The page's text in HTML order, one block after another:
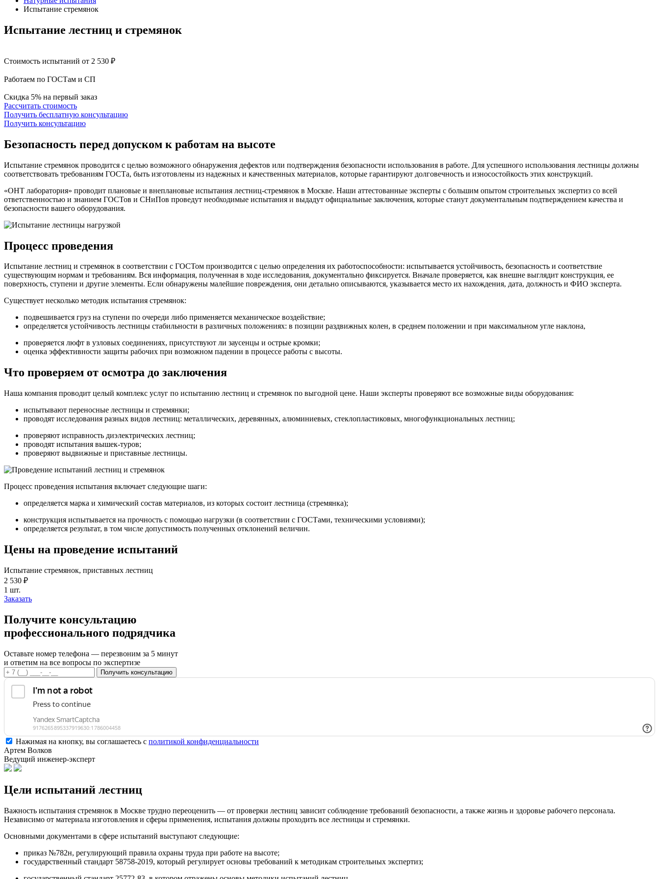
Испытание стремянок
Испытание лестниц и стремянок
Стоимость испытаний от 2 530 ₽
Работаем по ГОСТам и СП
Скидка 5% на первый заказ
Рассчитать стоимость
Получить бесплатную консультацию
Получить консультацию
Безопасность перед допуском к работам на высоте
Испытание стремянок проводится с целью возможного обнаружения дефектов или подтверждения безопасности использования в работе. Для успешного использования лестницы должны
соответствовать требованиям ГОСТа, быть изготовлены из надежных и качественных материалов, которые гарантируют долговечность и износостойкость этих конструкций.
«ОНТ лаборатория» проводит плановые и внеплановые испытания лестниц-стремянок в Москве. Наши аттестованные эксперты с большим опытом строительных экспертиз со всей
ответственностью и знанием ГОСТов и СНиПов проведут необходимые испытания и выдадут официальные заключения, которые станут документальным подтверждением качества и
безопасности вашего оборудования.
Процесс проведения
Испытание лестниц и стремянок в соответствии с ГОСТом производится с целью определения их работоспособности: испытывается устойчивость, безопасность и соответствие
существующим нормам и требованиям. Вся информация, полученная в ходе исследования, документально фиксируется. Вначале проверяется, как внешне выглядит конструкция, ее
поверхность, ступени и другие элементы. Если обнаружены малейшие повреждения, они детально описываются, указывается место их нахождения, дата, должность и ФИО эксперта.
Существует несколько методик испытания стремянок:
подвешивается груз на ступени по очереди либо применяется механическое воздействие;
определяется устойчивость лестницы стабильности в различных положениях: в позиции раздвижных колен, в среднем положении и при максимальном угле наклона,
проверяется люфт в узловых соединениях, присутствуют ли заусенцы и острые кромки;
оценка эффективности защиты рабочих при возможном падении в процессе работы с высоты.
Что проверяем от осмотра до заключения
Наша компания проводит целый комплекс услуг по испытанию лестниц и стремянок по выгодной цене. Наши эксперты проверяют все возможные виды оборудования:
испытывают переносные лестницы и стремянки;
проводят исследования разных видов лестниц: металлических, деревянных, алюминиевых, стеклопластиковых, многофункциональных лестниц;
проверяют исправность диэлектрических лестниц;
проводят испытания вышек-туров;
проверяют выдвижные и приставные лестницы.
Процесс проведения испытания включает следующие шаги:
определяется марка и химический состав материалов, из которых состоит лестница (стремянка);
конструкция испытывается на прочность с помощью нагрузки (в соответствии с ГОСТами, техническими условиями);
определяется результат, в том числе допустимость полученных отклонений величин.
Цены на проведение испытаний
Испытание стремянок, приставных лестниц
2 530 ₽
1 шт.
Заказать
Получите консультацию
профессионального подрядчика
Оставьте номер телефона — перезвоним за 5 минут
и ответим на все вопросы по экспертизе
Получить консультацию
Нажимая на кнопку, вы соглашаетесь с политикой конфиденциальности
Артем Волков
Ведущий инженер-эксперт
Цели испытаний лестниц
Важность испытания стремянок в Москве трудно переоценить — от проверки лестниц зависит соблюдение требований безопасности, а также жизнь и здоровье рабочего персонала.
Независимо от материала изготовления и сферы применения, испытания должны проходить все лестницы и стремянки.
Основными документами в сфере испытаний выступают следующие:
приказ №782н, регулирующий правила охраны труда при работе на высоте;
государственный стандарт 58758-2019, который регулирует основы требований к методикам строительных экспертиз;